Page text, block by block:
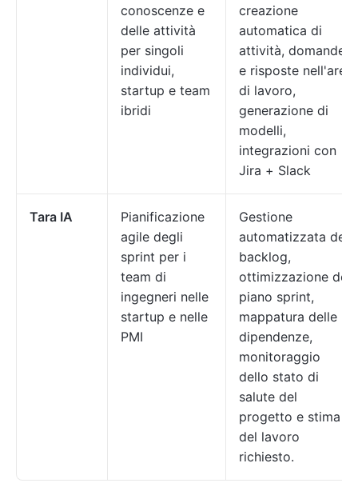
conoscenze e
delle attività
per singoli
individui,
startup e team
ibridi
creazione
automatica di
attività, domande
e risposte nell'area
di lavoro,
generazione di
modelli,
integrazioni con
Jira + Slack
Tara IA
Pianificazione
agile degli
sprint per i
team di
ingegneri nelle
startup e nelle
PMI
Gestione
automatizzata del
backlog,
ottimizzazione del
piano sprint,
mappatura delle
dipendenze,
monitoraggio
dello stato di
salute del
progetto e stima
del lavoro
richiesto.